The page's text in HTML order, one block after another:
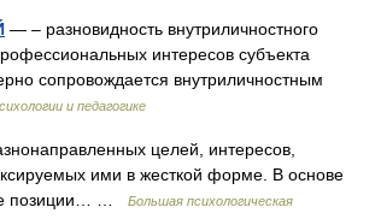
— – разновидность внутриличностного
интересов субъекта
сопровождается внутриличностным
и педагогике
целей, интересов,
ими в жесткой форме. В основе
позиции… …
Большая психологическая